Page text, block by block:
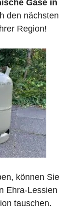
Gase in
den nächsten
Region!
können Sie
Ehra-Lessien
tauschen.